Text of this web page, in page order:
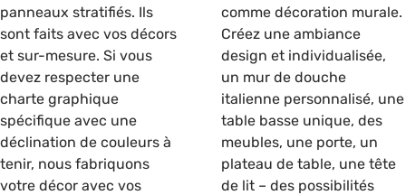
panneaux stratifiés. Ils
sont faits avec vos décors
et sur-mesure. Si vous
devez respecter une
charte graphique
spécifique avec une
déclination de couleurs à
tenir, nous fabriquons
votre décor avec vos
comme décoration murale.
Créez une ambiance
design et individualisée,
un mur de douche
italienne personnalisé, une
table basse unique, des
meubles, une porte, un
plateau de table, une tête
de lit – des possibilités